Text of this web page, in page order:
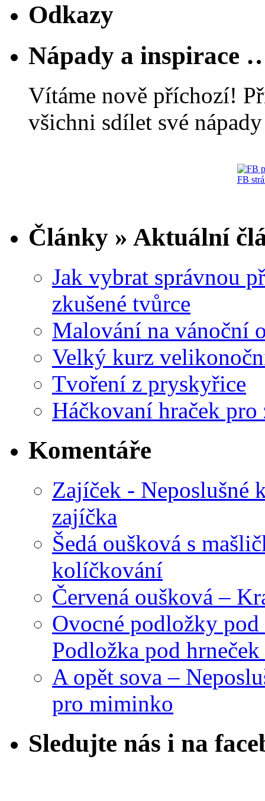
Odkazy
Nápady a inspirace
Vítáme nově příchozí!
všichni sdílet své
FB
Články » Aktuální
Jak vybrat správnou
zkušené tvůrce
Malování na vánoční
Velký kurz
Tvoření z pryskyřice
Háčkovaní hraček pro
Komentáře
Zajíček - Neposlušné
zajíčka
Šedá oušková s
kolíčkování
Červená oušková –
Ovocné podložky
Podložka pod
A opět sova –
pro miminko
Sledujte nás i na